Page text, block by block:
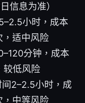
信息为准）
小时，成本
，适中风险
分钟，成本
较低风险
2–2.5小时，成
中等风险